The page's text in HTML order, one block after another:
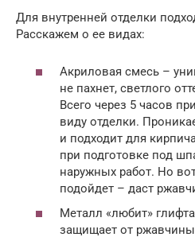
Для внутренней отделки
Расскажем о ее видах:
Акриловая смесь –
не пахнет, светлого
Всего через 5 часов
виду отделки.
и подходит для
при подготовке под
наружных работ. Но
подойдет – даст
Металл «любит»
защищает от